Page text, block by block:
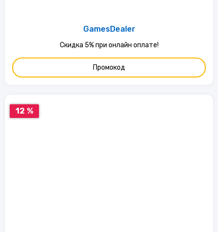
GamesDealer
Скидка 5% при онлайн оплате!
Промокод
12 %